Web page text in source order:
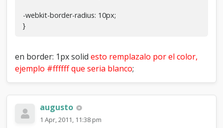
</tr>
-webkit-border-radius: 10px;
}
en border: 1px solidesto remplazalo por el color,
ejemplo #ffffff que seria blanco;
augusto
1 Apr, 2011, 11:38 pm